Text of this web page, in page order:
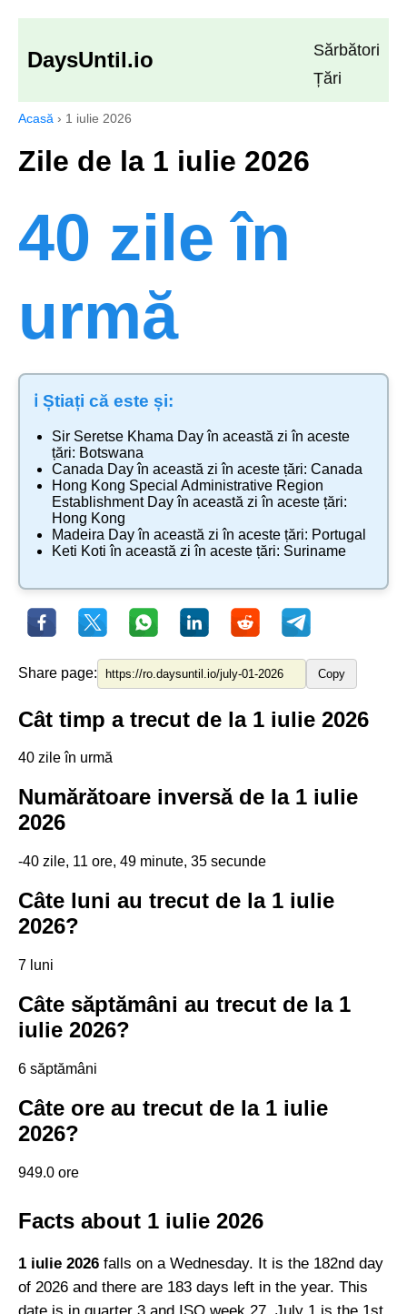
DaysUntil.io
Sărbători
Țări
Acasă › 1 iulie 2026
Zile de la 1 iulie 2026
40 zile în
urmă
ℹ️ Știați că este și:
Sir Seretse Khama Dayîn această zi în aceste
țări: Botswana
Canada Dayîn această zi în aceste țări: Canada
Hong Kong Special Administrative Region
Establishment Dayîn această zi în aceste țări:
Hong Kong
Madeira Dayîn această zi în aceste țări: Portugal
Keti Koti în această zi în aceste țări: Suriname
Share page: Copy
Cât timp a trecut de la 1 iulie 2026
40 zile în urmă
Numărătoare inversă de la 1 iulie
2026
-40 zile, 11 ore, 49 minute, 35 secunde
Câte luni au trecut de la 1 iulie
2026?
7 luni
Câte săptămâni au trecut de la 1
iulie 2026?
6 săptămâni
Câte ore au trecut de la 1 iulie
2026?
949.0 ore
Facts about 1 iulie 2026
1 iulie 2026 falls on a Wednesday. It is the 182nd day
of 2026 and there are 183 days left in the year. This
date is in quarter 3 and ISO week 27. July 1 is the 1st